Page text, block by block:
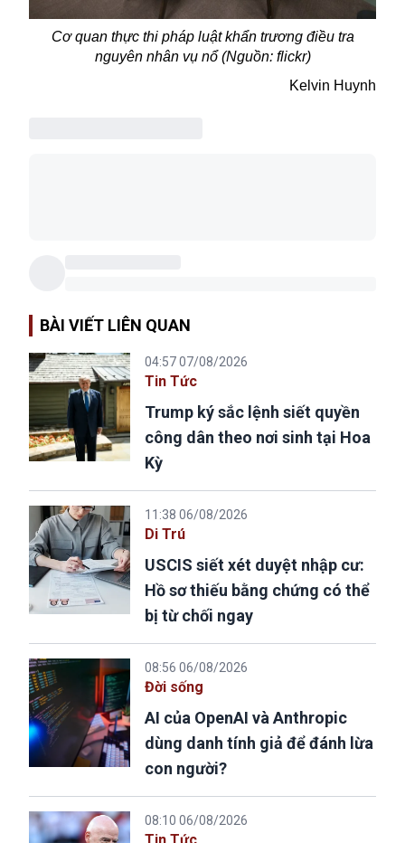
Cơ quan thực thi pháp luật khẩn trương điều tra
nguyên nhân vụ nổ (Nguồn: flickr)
Kelvin Huynh
BÀI VIẾT LIÊN QUAN
04:57 07/08/2026
Tin Tức
Trump ký sắc lệnh siết quyền
công dân theo nơi sinh tại Hoa
Kỳ
11:38 06/08/2026
Di Trú
USCIS siết xét duyệt nhập cư:
Hồ sơ thiếu bằng chứng có thể
bị từ chối ngay
08:56 06/08/2026
Đời sống
AI của OpenAI và Anthropic
dùng danh tính giả để đánh lừa
con người?
08:10 06/08/2026